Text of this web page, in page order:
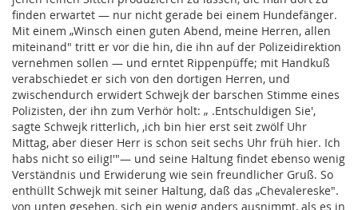
finden erwartet — nur nicht gerade bei einem Hundefänger.
Mit einem „Winsch einen guten Abend, meine Herren, allen
miteinand" tritt er vor die hin, die ihn auf der Polizeidirektion
vernehmen sollen — und erntet Rippenpüffe; mit Handkuß
verabschiedet er sich von den dortigen Herren, und
zwischendurch erwidert Schwejk der barschen Stimme eines
Polizisten, der ihn zum Verhör holt: „ .Entschuldigen Sie',
sagte Schwejk ritterlich, ,ich bin hier erst seit zwölf Uhr
Mittag, aber dieser Herr is schon seit sechs Uhr früh hier. Ich
habs nicht so eilig!'"— und seine Haltung findet ebenso wenig
Verständnis und Erwiderung wie sein freundlicher Gruß. So
enthüllt Schwejk mit seiner Haltung, daß das „Chevalereske".
von unten gesehen, sich ein wenig anders ausnimmt, als es in